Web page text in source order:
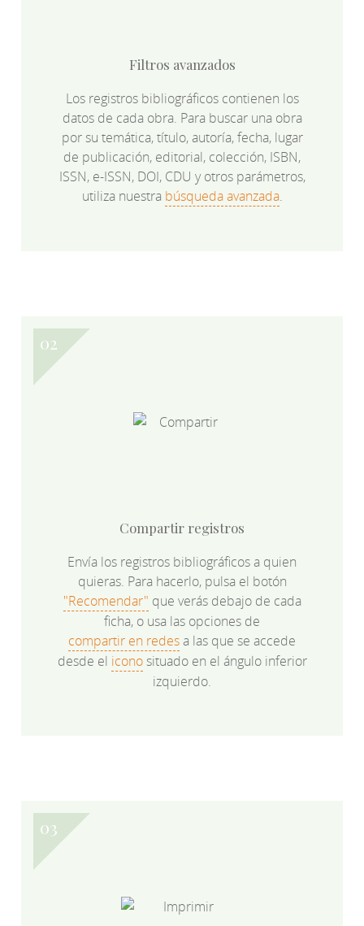
Filtros avanzados
Los registros bibliográficos contienen los
datos de cada obra. Para buscar una obra
por su temática, título, autoría, fecha, lugar
de publicación, editorial, colección, ISBN,
ISSN, e-ISSN, DOI, CDU y otros parámetros,
utiliza nuestra búsqueda avanzada.
Compartir registros
Envía los registros bibliográficos a quien
quieras. Para hacerlo, pulsa el botón
"Recomendar" que verás debajo de cada
ficha, o usa las opciones de
compartir en redesa las que se accede
desde el iconosituado en el ángulo inferior
izquierdo.